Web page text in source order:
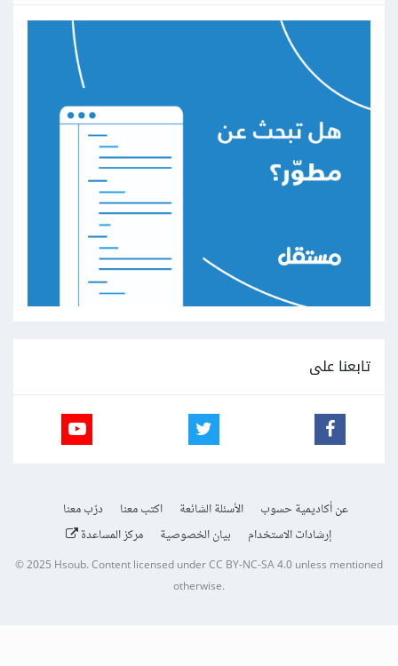
تابعنا على
عن أكاديمية حسوب الأسئلة الشائعة اكتب معنا
درّب معنا
إرشادات الاستخدام
بيان الخصوصية مركز المساعدة
© 2025 Hsoub.Content licensed underCC BY-NC-SA 4.0unless mentioned
otherwise.